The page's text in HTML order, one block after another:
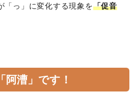
「っ」に変化する現象を「促音
阿漕」です！